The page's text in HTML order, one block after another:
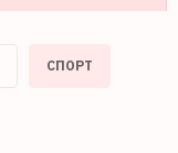
СПОРТ